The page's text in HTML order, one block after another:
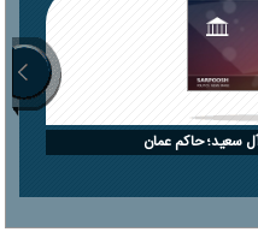
سعید؛ حاکم عمان